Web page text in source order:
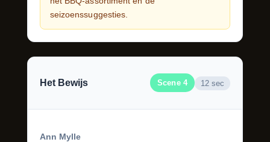
seizoenssuggesties.
Scene 4
Het Bewijs 12 sec
Ann Mylle